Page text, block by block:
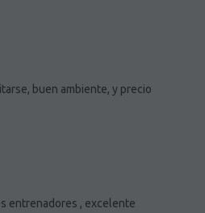
buen ambiente, y precio
entrenadores , excelente